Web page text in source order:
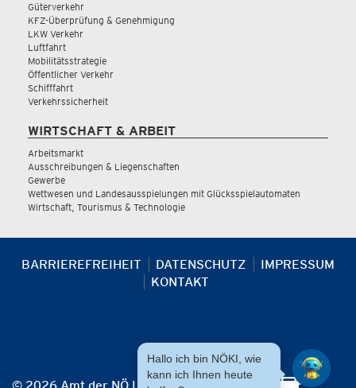
Güterverkehr
KFZ-Überprüfung & Genehmigung
LKW Verkehr
Luftfahrt
Mobilitätsstrategie
Öffentlicher Verkehr
Schifffahrt
Verkehrssicherheit
WIRTSCHAFT & ARBEIT
Arbeitsmarkt
Ausschreibungen & Liegenschaften
Gewerbe
Wettwesen und Landesausspielungen mit Glücksspielautomaten
Wirtschaft, Tourismus & Technologie
BARRIEREFREIHEIT DATENSCHUTZ
IMPRESSUM
KONTAKT
Hallo ich bin NÖKI, wie
kann ich Ihnen heute